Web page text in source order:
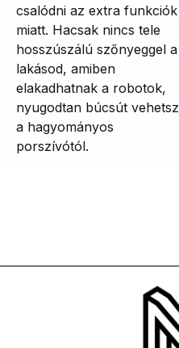
csalódni az extra funkciók
miatt. Hacsak nincs tele
hosszúszálú szőnyeggel a
lakásod, amiben
elakadhatnak a robotok,
nyugodtan búcsút vehetsz
a hagyományos
porszívótól.